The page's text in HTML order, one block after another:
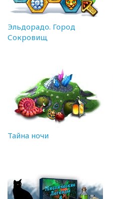
Эльдорадо. Город
Сокровищ
Тайна ночи